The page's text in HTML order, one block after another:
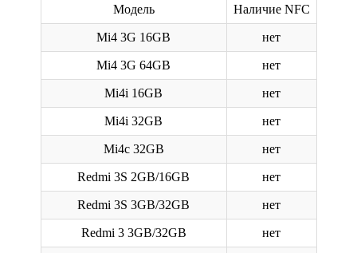
Модель Наличие NFC
Mi4 3G 16GB нет
Mi4 3G 64GB нет
Mi4i 16GB нет
Mi4i 32GB нет
Mi4c 32GB нет
Redmi 3S 2GB/16GB нет
Redmi 3S 3GB/32GB нет
Redmi 3 3GB/32GB нет